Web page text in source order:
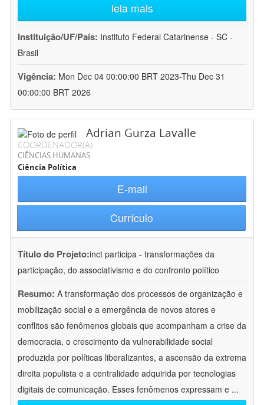
leia mais
Instituição/UF/País: Instituto Federal Catarinense - SC -
Brasil
Vigência: Mon Dec 04 00:00:00 BRT 2023-Thu Dec 31
00:00:00 BRT 2026
Adrian Gurza Lavalle
COORDENADOR(A)
CIÊNCIAS HUMANAS
Ciência Política
E-mail
Currículo
Título do Projeto:inct participa - transformações da
participação, do associativismo e do confronto político
Resumo: A transformação dos processos de organização e
mobilização social e a emergência de novos atores e
conflitos são fenômenos globais que acompanham a crise da
democracia, o crescimento da vulnerabilidade social
produzida por políticas liberalizantes, a ascensão da extrema
direita populista e a centralidade adquirida por tecnologias
digitais de comunicação. Esses fenômenos expressam e ...